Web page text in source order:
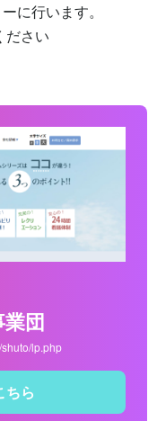
に行います。
ださい
団
lp.php
ちら